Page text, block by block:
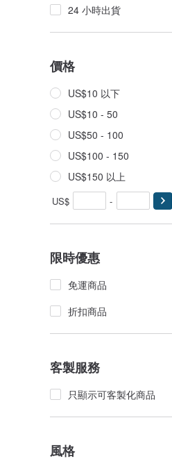
24 小時出貨
價格
US$10 以下
US$10 - 50
US$50 - 100
US$100 - 150
US$150 以上
US$ -
限時優惠
免運商品
折扣商品
客製服務
只顯示可客製化商品
風格